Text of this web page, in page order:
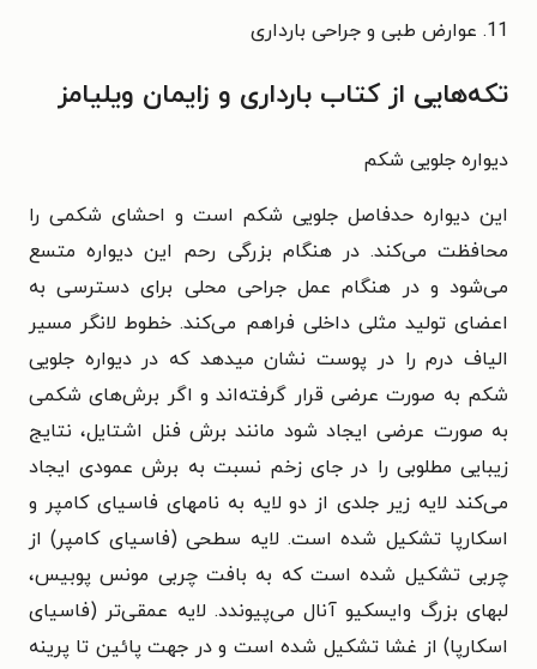
11. عوارض طبی و جراحی بارداری
تکه‌هایی از کتاب بارداری و زایمان ویلیامز
ديواره جلویی شکم
این دیواره حدفاصل جلویی شکم است و احشای شکمی را
محافظت می‌کند. در هنگام بزرگی رحم این دیواره متسع
می‌شود و در هنگام عمل جراحی محلی برای دسترسی به
اعضای تولید مثلی داخلی فراهم می‌کند. خطوط لانگر مسير
الياف درم را در پوست نشان میدهد که در دیواره جلویی
شکم به صورت عرضی قرار گرفته‌اند و اگر برش‌های شکمی
به صورت عرضی ایجاد شود مانند برش فنل اشتایل، نتایج
زیبایی مطلوبی را در جای زخم نسبت به برش عمودی ایجاد
می‌کند لایه زیر جلدی از دو لایه به نامهای فاسیای کامپر و
اسکارپا تشکیل شده است. لایه سطحی (فاسیای کامپر) از
چربی تشکیل شده است که به بافت چربی مونس پوبیس،
لبهای بزرگ وایسکیو آنال می‌پیوندد. لایه عمقی‌تر (فاسیای
اسکارپا) از غشا تشکیل شده است و در جهت پائین تا پرینه